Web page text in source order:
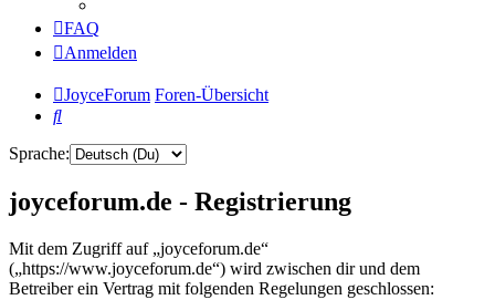
FAQ
Anmelden
JoyceForum Foren-Übersicht
Suche
Sprache:
joyceforum.de - Registrierung
Mit dem Zugriff auf „joyceforum.de“
(„https://www.joyceforum.de“) wird zwischen dir und dem
Betreiber ein Vertrag mit folgenden Regelungen geschlossen: